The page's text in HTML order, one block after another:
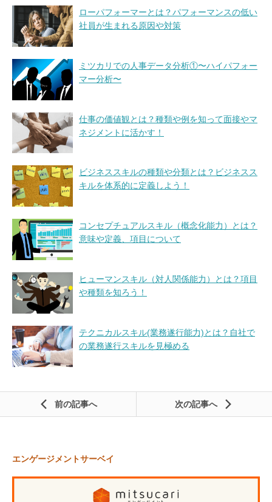
ローパフォーマーとは？パフォーマンスの低い
社員が生まれる原因や対策
ミツカリでの人事データ分析①〜ハイパフォー
マー分析〜
仕事の価値観とは？種類や例を知って面接やマ
ネジメントに活かす！
ビジネススキルの種類や分類とは？ビジネスス
キルを体系的に定義しよう！
コンセプチュアルスキル（概念化能力）とは？
意味や定義、項目について
ヒューマンスキル（対人関係能力）とは？項目
や種類を知ろう！
テクニカルスキル(業務遂行能力)とは？自社で
の業務遂行スキルを見極める
前の記事 次の記事
エンゲージメントサーベイ